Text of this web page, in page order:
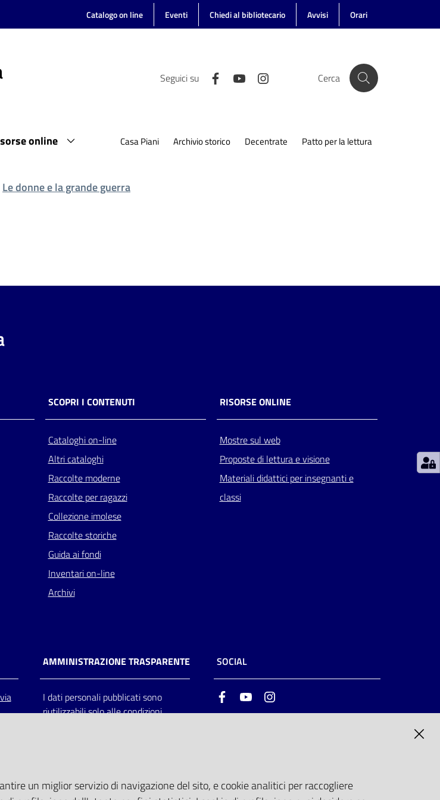
Catalogo on line Eventi Chiedi al bibliotecario Avvisi Orari
Seguici su Cerca
online Casa Piani Archivio storico Decentrate Patto per la lettura
Le donne e la grande guerra
SCOPRI I CONTENUTI
Cataloghi on-line
Altri cataloghi
Raccolte moderne
Raccolte per ragazzi
Collezione imolese
Raccolte storiche
Guida ai fondi
Inventari on-line
Archivi
RISORSE ONLINE
Mostre sul web
Proposte di lettura e visione
Materiali didattici per insegnanti e
classi
AMMINISTRAZIONE TRASPARENTE
I dati personali pubblicati sono
riutilizzabili solo alle condizioni
SOCIAL
FacebookYoutube
un miglior servizio di navigazione del sito, e cookie analitici per raccogliere